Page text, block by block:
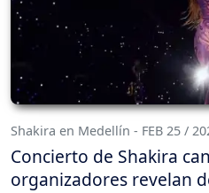
Shakira en Medellín - FEB 25 /
Concierto de Shakira
organizadores revelan